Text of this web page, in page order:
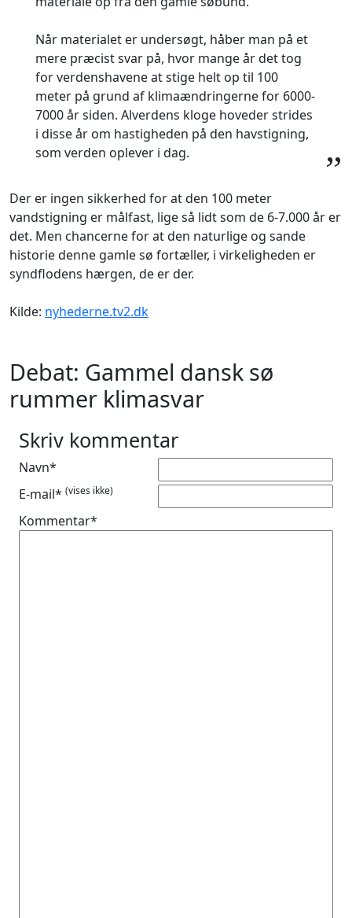
Når materialet er undersøgt, håber man på et
mere præcist svar på, hvor mange år det tog
for verdenshavene at stige helt op til 100
meter på grund af klimaændringerne for 6000-
7000 år siden. Alverdens kloge hoveder strides
i disse år om hastigheden på den havstigning,
som verden oplever i dag.
”
Der er ingen sikkerhed for at den 100 meter
vandstigning er målfast, lige så lidt som de 6-7.000 år er
det. Men chancerne for at den naturlige og sande
historie denne gamle sø fortæller, i virkeligheden er
syndflodens hærgen, de er der.
Kilde: nyhederne.tv2.dk
Debat: Gammel dansk sø
rummer klimasvar
Skriv kommentar
Navn*
E-mail* (vises ikke)
Kommentar*